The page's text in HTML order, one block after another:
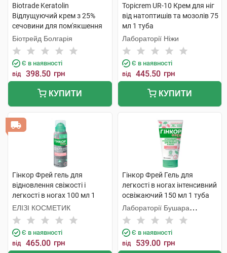
Biotrade Keratolin
Відлущуючий крем з 25%
сечовини для пом'якшення
стоп та п'ят 50 мл 1 туба
Біотрейд Болгарія
Є в наявності
від 398.50 грн
КУПИТИ
Topicrem UR-10 Крем для ніг
від натоптишів та мозолів 75
мл 1 туба
Лабораторії Ніжи
Є в наявності
від 445.50 грн
КУПИТИ
Гінкор Фрей гель для
відновлення свіжості і
легкості в ногах 100 мл 1
флакон
ЕЛІЗІ КОСМЕТИК
Є в наявності
від 465.00 грн
Гінкор Фрей Гель для
легкості в ногах інтенсивний
освіжаючий 150 мл 1 туба
Лабораторії Бушара
Рекордаті
Є в наявності
від 539.00 грн